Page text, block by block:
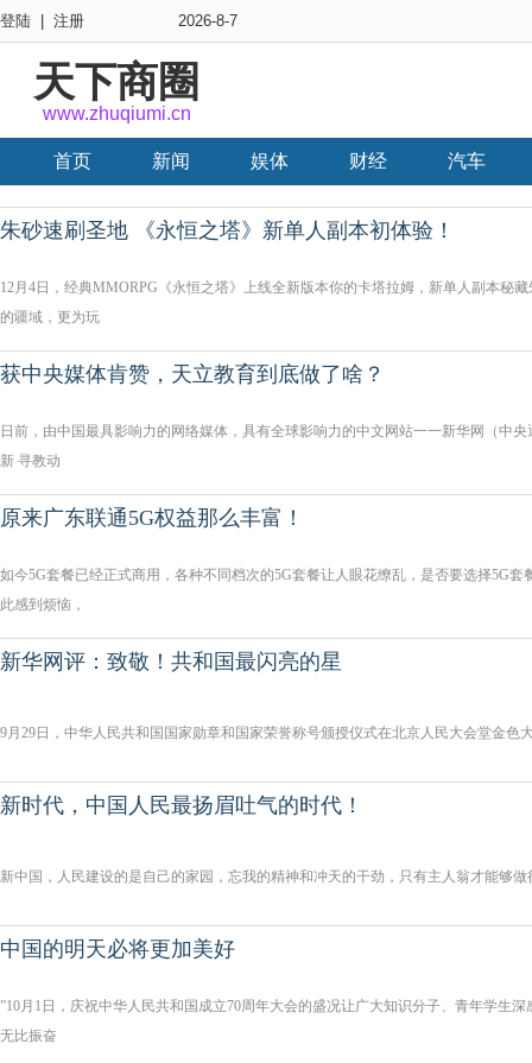
登陆 注册 2026-8-7
天下商圈
www.zhuqiumi.cn
首页 新闻 娱体 财经 汽车
朱砂速刷圣地 《永恒之塔》新单人副本初体验！
12月4日，经典MMORPG《永恒之塔》上线全新版本你的卡塔拉姆，新单人副本秘
的疆域，更为玩
获中央媒体肯赞，天立教育到底做了啥？
日前，由中国最具影响力的网络媒体，具有全球影响力的中文网站一一新华网（中
新 寻教动
原来广东联通5G权益那么丰富！
如今5G套餐已经正式商用，各种不同档次的5G套餐让人眼花缭乱，是否要选择5G
此感到烦恼，
新华网评：致敬！共和国最闪亮的星
9月29日，中华人民共和国国家勋章和国家荣誉称号颁授仪式在北京人民大会堂金色
新时代，中国人民最扬眉吐气的时代！
新中国，人民建设的是自己的家园，忘我的精神和冲天的干劲，只有主人翁才能够做
中国的明天必将更加美好
”10月1日，庆祝中华人民共和国成立70周年大会的盛况让广大知识分子、青年学生
无比振奋